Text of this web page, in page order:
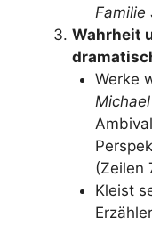
Familie
Wahrheit
Werke
(Zeilen
Kleist